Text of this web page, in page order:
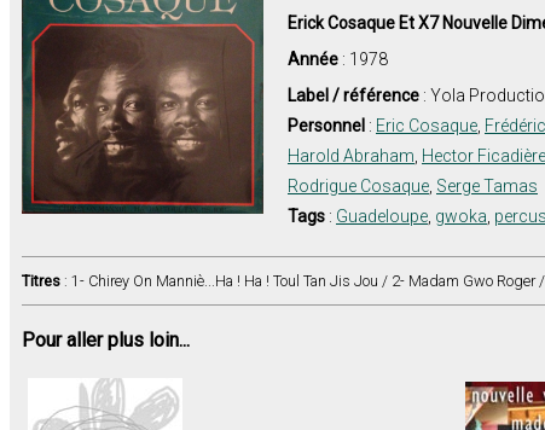
Erick Cosaque Et X7 Nouvelle
Année : 1978
Label / référence : Yola
Personnel : Eric Cosaque
Harold Abraham Hector Ficadière
Rodrigue Cosaque Serge Tamas
Tags : Guadeloupe gwoka
Titres : 1- Chirey On Manniè...Ha ! Ha ! Toul Tan Jis Jou / 2- Madam Gwo
Pour aller plus loin...